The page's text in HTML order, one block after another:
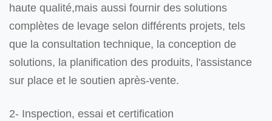
haute qualité,mais aussi fournir des solutions
complètes de levage selon différents projets, tels
que la consultation technique, la conception de
solutions, la planification des produits, l'assistance
sur place et le soutien après-vente.
2- Inspection, essai et certification